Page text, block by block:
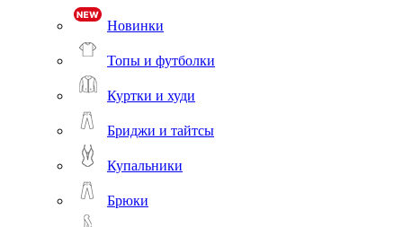
Новинки
Топы и футболки
Куртки и худи
Бриджи и тайтсы
Купальники
Брюки